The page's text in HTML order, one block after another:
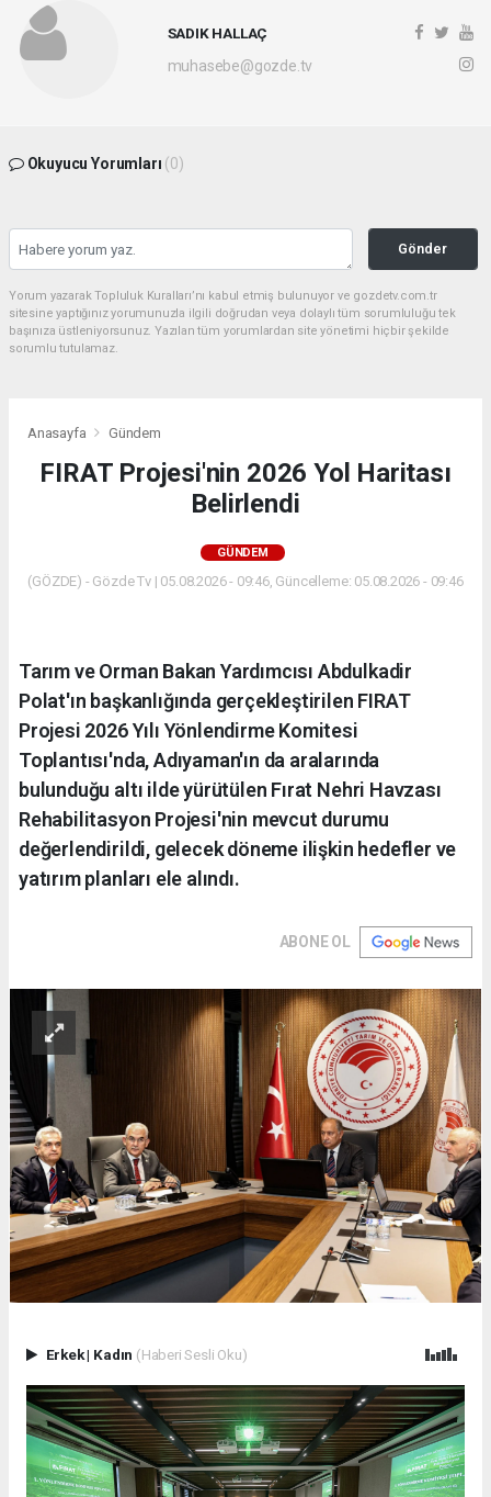
SADIK HALLAÇ
muhasebe@gozde.tv
Okuyucu Yorumları (0)
Gönder
Yorum yazarak Topluluk Kuralları’nı kabul etmiş bulunuyor ve gozdetv.com.tr
sitesine yaptığınız yorumunuzla ilgili doğrudan veya dolaylı tüm sorumluluğu tek
başınıza üstleniyorsunuz. Yazılan tüm yorumlardan site yönetimi hiçbir şekilde
sorumlu tutulamaz.
Anasayfa Gündem
FIRAT Projesi'nin 2026 Yol Haritası
Belirlendi
GÜNDEM
(GÖZDE) - Gözde Tv | 05.08.2026 - 09:46, Güncelleme: 05.08.2026 - 09:46
Tarım ve Orman Bakan Yardımcısı Abdulkadir
Polat'ın başkanlığında gerçekleştirilen FIRAT
Projesi 2026 Yılı Yönlendirme Komitesi
Toplantısı'nda, Adıyaman'ın da aralarında
bulunduğu altı ilde yürütülen Fırat Nehri Havzası
Rehabilitasyon Projesi'nin mevcut durumu
değerlendirildi, gelecek döneme ilişkin hedefler ve
yatırım planları ele alındı.
ABONE OL
Erkek| Kadın (Haberi Sesli Oku)